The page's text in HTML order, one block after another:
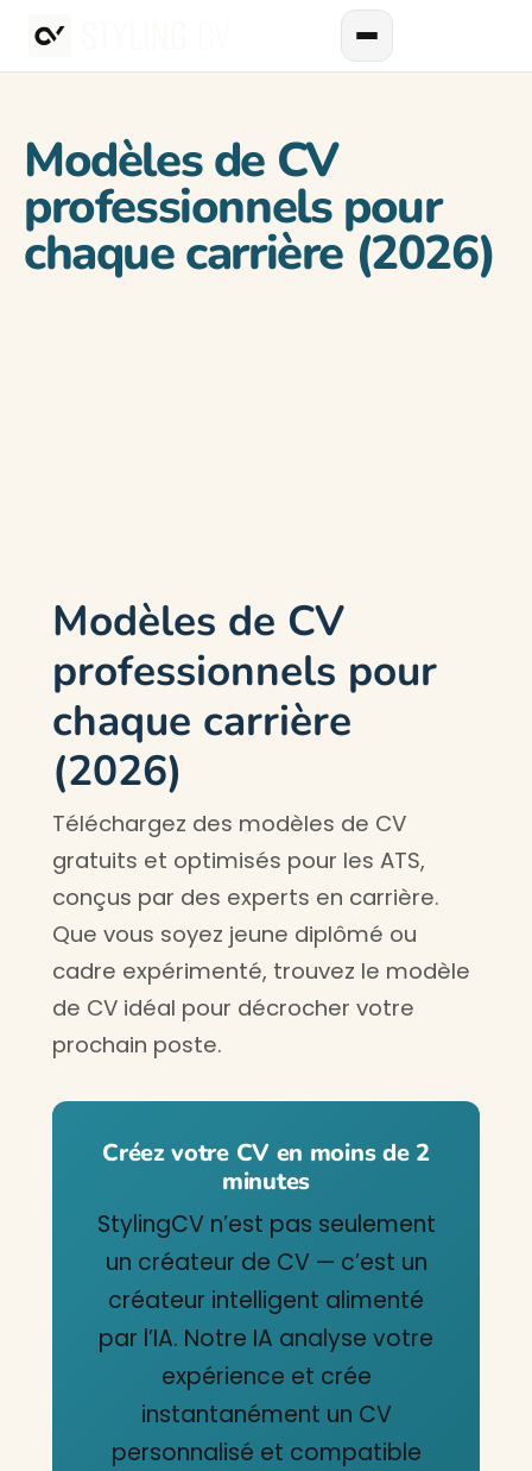
Modèles de CV
professionnels pour
chaque carrière (2026)
Modèles de CV
professionnels pour
chaque carrière
(2026)
Téléchargez des modèles de CV
gratuits et optimisés pour les ATS,
conçus par des experts en carrière.
Que vous soyez jeune diplômé ou
cadre expérimenté, trouvez le modèle
de CV idéal pour décrocher votre
prochain poste.
Créez votre CV en moins de 2
minutes
StylingCV n’est pas seulement
un créateur de CV — c’est un
créateur intelligent alimenté
par l’IA. Notre IA analyse votre
expérience et crée
instantanément un CV
personnalisé et compatible